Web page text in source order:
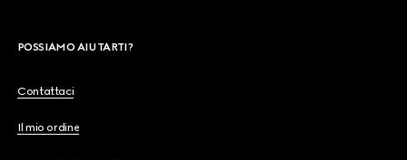
POSSIAMO AIUTARTI?
Contattaci
Il mio ordine